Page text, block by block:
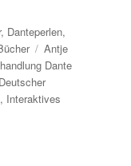
, Danteperlen,
Schlagwörter
Antje
Dante
Deutscher
, Interaktives